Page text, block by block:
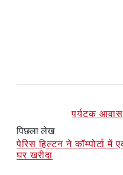
पर्यटक
पिछला लेख
पेरिस हिल्टन ने कॉम्पोर्टा में
घर खरीदा